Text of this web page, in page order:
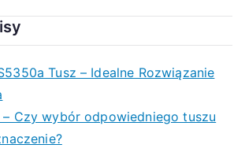
Tusz – Idealne Rozwiązanie
– Czy wybór odpowiedniego tuszu